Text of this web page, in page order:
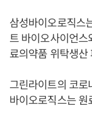
삼성바이오로직스
트 바이오사이언
료의약품 위탁생
그린라이트의 코
바이오로직스는